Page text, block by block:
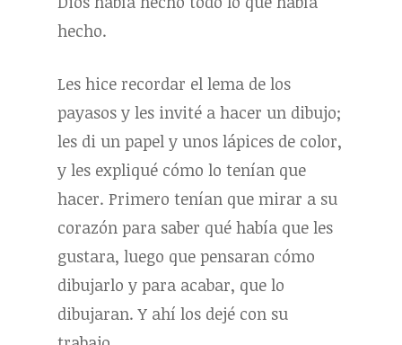
hecho.
Les hice recordar el lema de los
payasos y les invité a hacer un dibujo;
les di un papel y unos lápices de color,
y les expliqué cómo lo tenían que
hacer. Primero tenían que mirar a su
corazón para saber qué había que les
gustara, luego que pensaran cómo
dibujarlo y para acabar, que lo
dibujaran. Y ahí los dejé con su